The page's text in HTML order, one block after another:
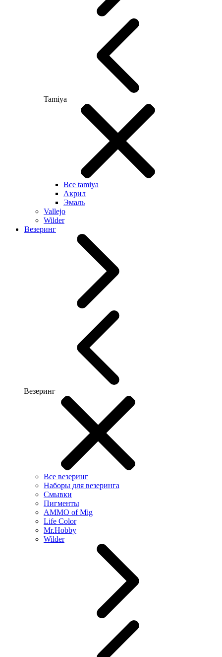
Tamiya
Все tamiya
Акрил
Эмаль
Vallejo
Wilder
Везеринг
Везеринг
Все везеринг
Наборы для везеринга
Смывки
Пигменты
AMMO of Mig
Life Color
Mr.Hobby
Wilder